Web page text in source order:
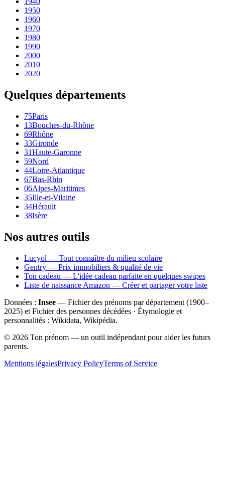
1950
1960
1970
1980
1990
2000
2010
2020
Quelques départements
75Paris
13Bouches-du-Rhône
69Rhône
33Gironde
31Haute-Garonne
59Nord
44Loire-Atlantique
67Bas-Rhin
06Alpes-Maritimes
35Ille-et-Vilaine
34Hérault
38Isère
Nos autres outils
Lucyol — Tout connaître du milieu scolaire
Gentry — Prix immobiliers & qualité de vie
Ton cadeau — L'idée cadeau parfaite en quelques swipes
Liste de naissance Amazon — Créer et partager votre liste
Données : Insee — Fichier des prénoms par département (1900–
2025) et Fichier des personnes décédées · Étymologie et
personnalités : Wikidata, Wikipédia.
© 2026 Ton prénom — un outil indépendant pour aider les futurs
parents.
Mentions légalesPrivacy PolicyTerms of Service